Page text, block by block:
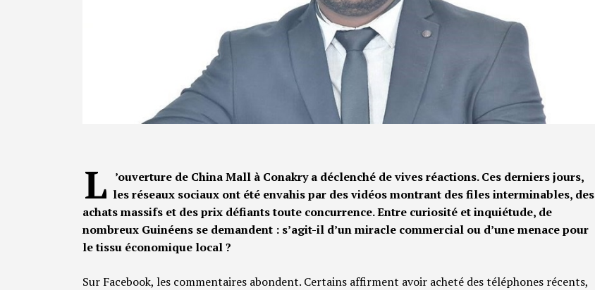
L ’ouverture de China Mall à Conakry a déclenché de vives réactions. Ces derniers jours,
les réseaux sociaux ont été envahis par des vidéos montrant des files interminables, des
achats massifs et des prix défiants toute concurrence. Entre curiosité et inquiétude, de
nombreux Guinéens se demandent : s’agit-il d’un miracle commercial ou d’une menace pour
le tissu économique local ?
Sur Facebook, les commentaires abondent. Certains affirment avoir acheté des téléphones récents,